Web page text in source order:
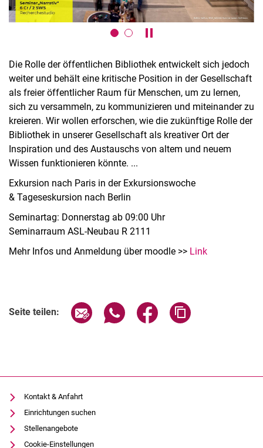
Karussell anhalten /
Die Rolle der öffentlichen Bibliothek entwickelt sich jedoch
weiter und behält eine kritische Position in der Gesellschaft
als freier öffentlicher Raum für Menschen, um zu lernen,
sich zu versammeln, zu kommunizieren und miteinander zu
kreieren. Wir wollen erforschen, wie die zukünftige Rolle der
Bibliothek in unserer Gesellschaft als kreativer Ort der
Inspiration und des Austauschs von altem und neuem
Wissen funktionieren könnte. ...
Exkursion nach Paris in der Exkursionswoche
& Tageseskursion nach Berlin
Seminartag: Donnerstag ab 09:00 Uhr
Seminarraum ASL-Neubau R 2111
Mehr Infos und Anmeldung über moodle >> Link
Seite teilen: Seite über E-Mail teilen
Seite über WhatsApp teilen
Seite über Facebook
Kontakt & Anfahrt
Einrichtungen suchen
Stellenangebote
Cookie-Einstellungen